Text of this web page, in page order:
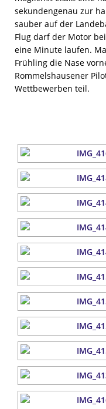
sekundengenau zur
sauber auf der
Flug darf der Motor
eine Minute laufen.
Frühling die Nase
Rommelshausener
Wettbewerben teil.